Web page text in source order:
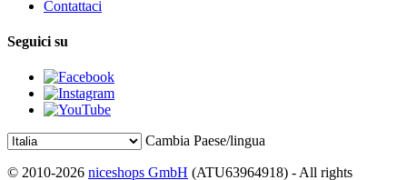
Contattaci
Seguici su
Cambia Paese/lingua
© 2010-2026 niceshops GmbH (ATU63964918) - All rights